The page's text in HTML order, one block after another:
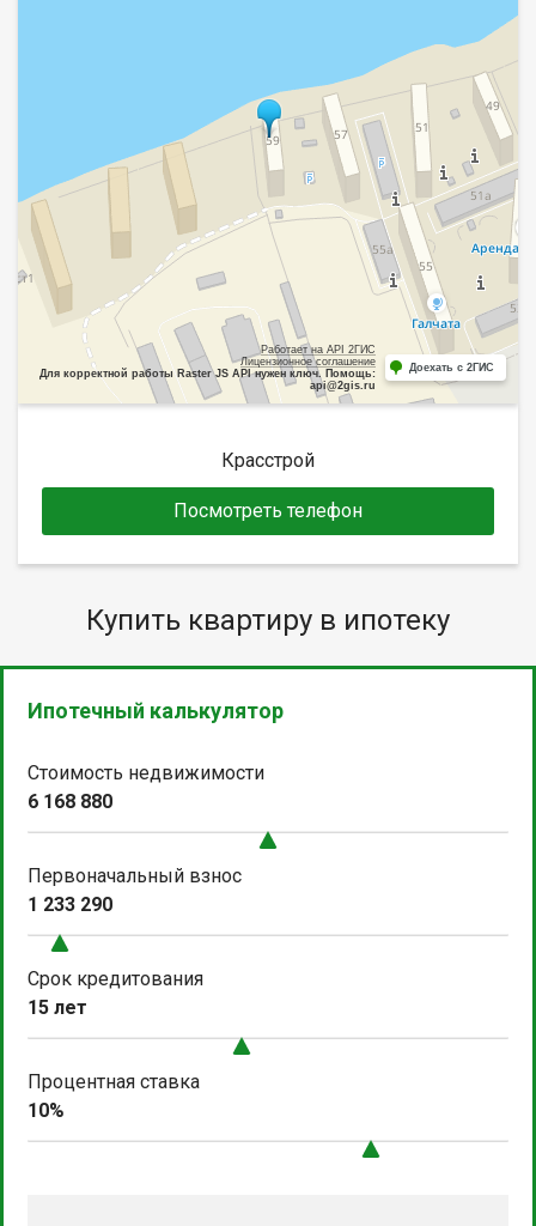
Работает на API 2ГИС
Лицензионное соглашение
Для корректной работы Raster JS API нужен ключ. Помощь:
api@2gis.ru
Доехать с 2ГИС
Красстрой
Посмотреть телефон
Купить квартиру в ипотеку
Ипотечный калькулятор
Стоимость недвижимости
6 168 880
Первоначальный взнос
1 233 290
Срок кредитования
15 лет
Процентная ставка
10%